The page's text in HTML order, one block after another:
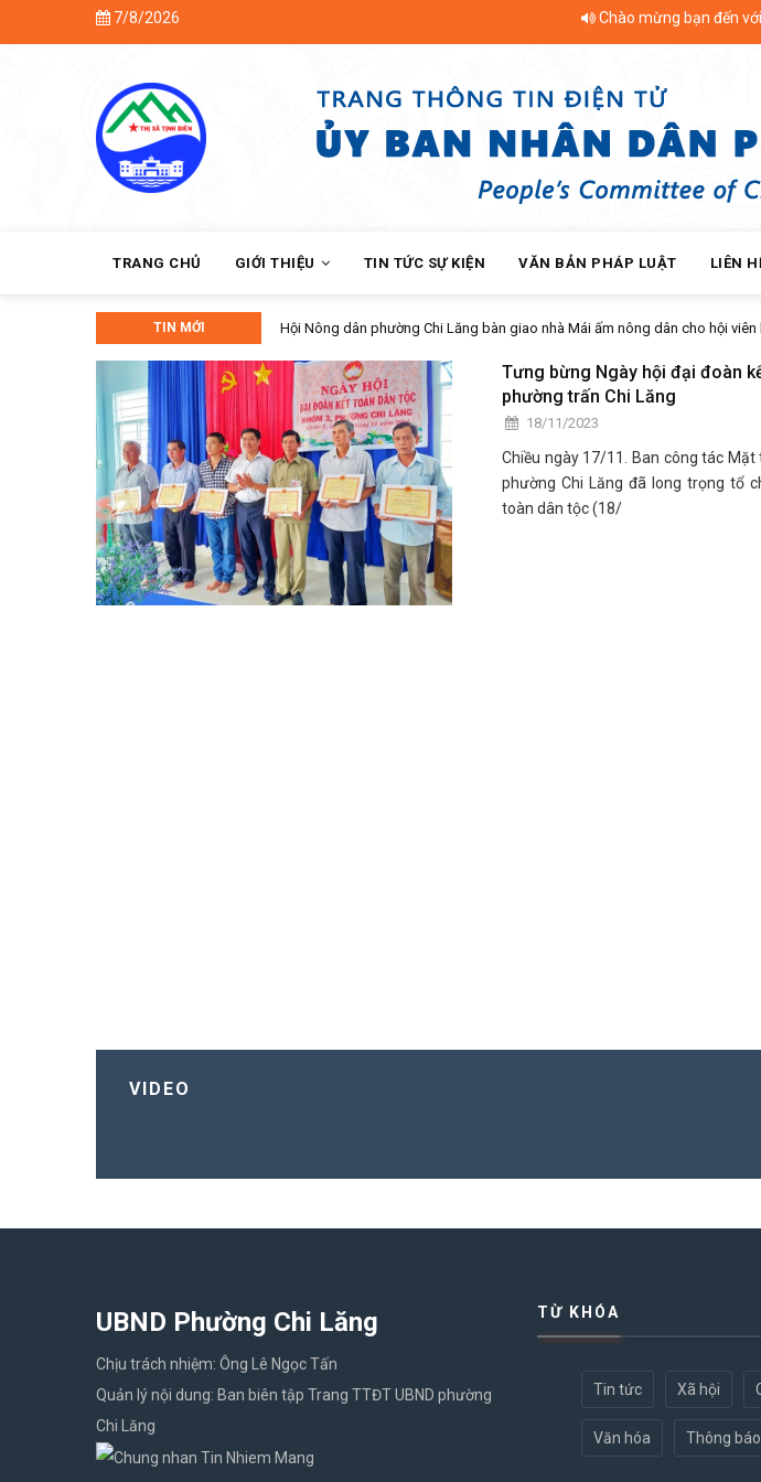
7/8/2026 Chào mừng bạn đến với
NAVIGATION
TRANG CHỦ GIỚI THIỆU TIN TỨC SỰ KIỆN VĂN BẢN PHÁP LUẬT LIÊN
TIN MỚI Hội Nông dân phường Chi Lăng bàn giao nhà Mái ấm nông dân cho hội viên
Tưng bừng Ngày hội đại đoàn
phường trấn Chi Lăng
18/11/2023
Chiều ngày 17/11. Ban công tác
phường Chi Lăng đã long trọng tổ
toàn dân tộc (18/
VIDEO
UBND Phường Chi Lăng
Chịu trách nhiệm: Ông Lê Ngọc Tấn
Quản lý nội dung: Ban biên tập Trang TTĐT UBND phường
Chi Lăng
TỪ KHÓA
Tin tức Xã hội
Văn hóa Thông báo